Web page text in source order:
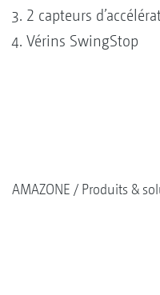
2 capteurs
Vérins SwingStop
AMAZONE Produits &